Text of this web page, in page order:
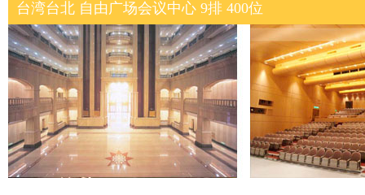
台湾台北 自由广场会议中心 9排 400位